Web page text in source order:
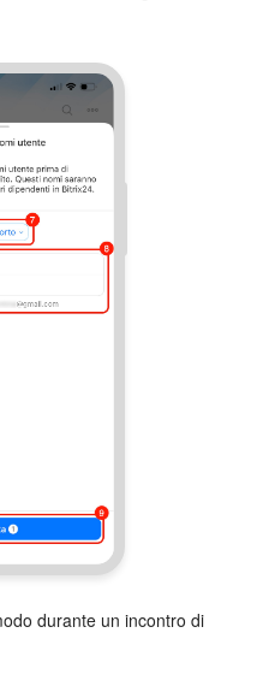
durante un incontro di